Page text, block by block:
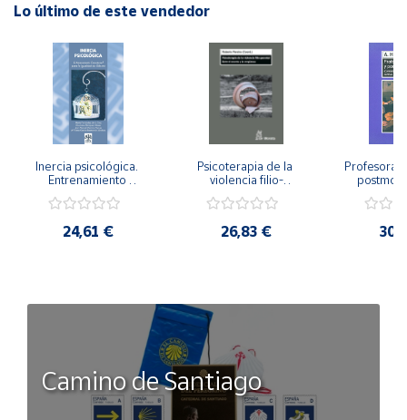
Lo último de este vendedor
Inercia psicológica.
Entrenamiento
Igualdad de Género.
24,61 €
Psicoterapia de la
violencia filio-
secreto y la
26,83 €
Camino de Santiago